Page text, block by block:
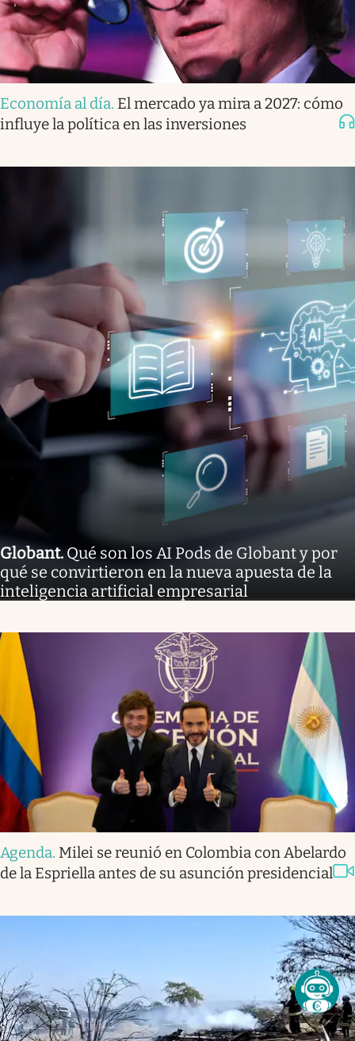
Economía al día. El mercado ya mira a 2027: cómo
influye la política en las inversiones
Globant.Qué son los AI Pods de Globant y por
qué se convirtieron en la nueva apuesta de la
inteligencia artificial empresarial
Agenda. Milei se reunió en Colombia con Abelardo
de la Espriella antes de su asunción presidencial